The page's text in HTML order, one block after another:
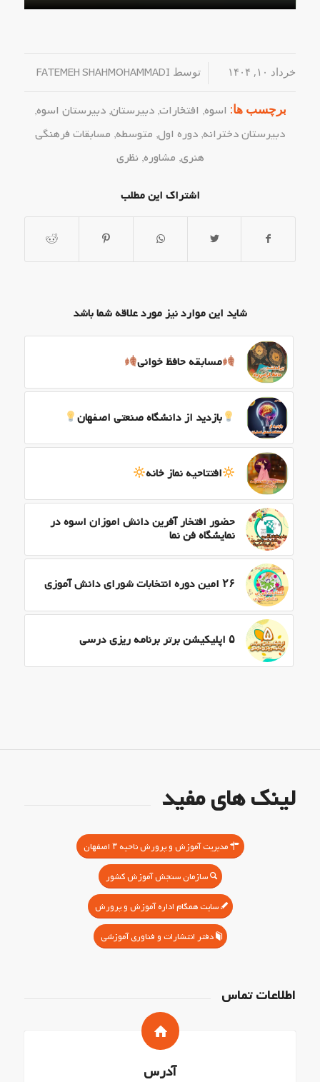
خرداد ۱۰, ۱۴۰۴ / توسط FATEMEH SHAHMOHAMMADI
برچسب ها: اسوه, افتخارات,دبیرستان,دبیرستان اسوه,
دبیرستان دخترانه, دوره اول, متوسطه, مسابقات فرهنگی
هنری, مشاوره, نظری
اشتراک این مطلب
شاید این موارد نیز مورد علاقه شما باشد
مسابقه حافظ خوانی
بازدید از دانشگاه صنعتی اصفهان
افتتاحیه نماز خانه
حضور افتخار آفرین دانش اموزان اسوه در
نمایشگاه فن نما
۲۶ امین دوره انتخابات شورای دانش آموزی
۵ اپلیکیشن برتر برنامه ریزی درسی
لینک های مفید
مدیریت آموزش و پرورش ناحیه ۳ اصفهان
سازمان سنجش آموزش کشور
سایت همگام اداره آموزش و پرورش
دفتر انتشارات و فناوری آموزشی
اطلاعات تماس
آدرس